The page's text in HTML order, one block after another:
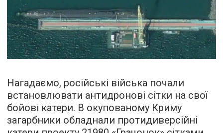
Нагадаємо, російські війська почали
встановлювати антидронові сітки на свої
бойові катери. В окупованому Криму
загарбники обладнали протидиверсійні